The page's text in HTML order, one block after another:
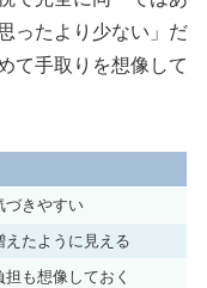
ったより少ない」だ
て手取りを想像して
づきやすい
えたように見える
も想像しておく